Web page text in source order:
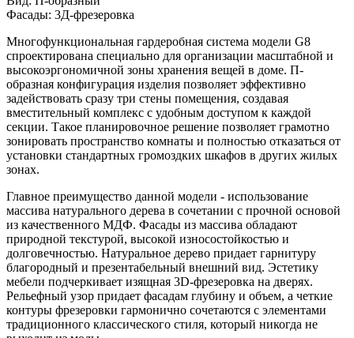
Фасады: 3Д-фрезеровка
Многофункциональная гардеробная система модели G8
спроектирована специально для организации масштабной и
высокоэргономичной зоны хранения вещей в доме. П-
образная конфигурация изделия позволяет эффективно
задействовать сразу три стены помещения, создавая
вместительный комплекс с удобным доступом к каждой
секции. Такое планировочное решение позволяет грамотно
зонировать пространство комнаты и полностью отказаться от
установки стандартных громоздких шкафов в других жилых
зонах.
Главное преимущество данной модели - использование
массива натурального дерева в сочетании с прочной основой
из качественного МДФ. Фасады из массива обладают
природной текстурой, высокой износостойкостью и
долговечностью. Натуральное дерево придает гарнитуру
благородный и презентабельный внешний вид. Эстетику
мебели подчеркивает изящная 3D-фрезеровка на дверях.
Рельефный узор придает фасадам глубину и объем, а четкие
контуры фрезеровки гармонично сочетаются с элементами
традиционного классического стиля, который никогда не